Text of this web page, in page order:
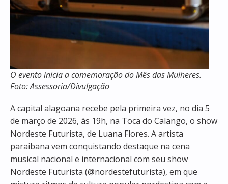
O evento inicia a comemoração do Mês das Mulheres.
Foto: Assessoria/Divulgação
A capital alagoana recebe pela primeira vez, no dia 5
de março de 2026, às 19h, na Toca do Calango, o show
Nordeste Futurista, de Luana Flores. A artista
paraibana vem conquistando destaque na cena
musical nacional e internacional com seu show
Nordeste Futurista (@nordestefuturista), em que